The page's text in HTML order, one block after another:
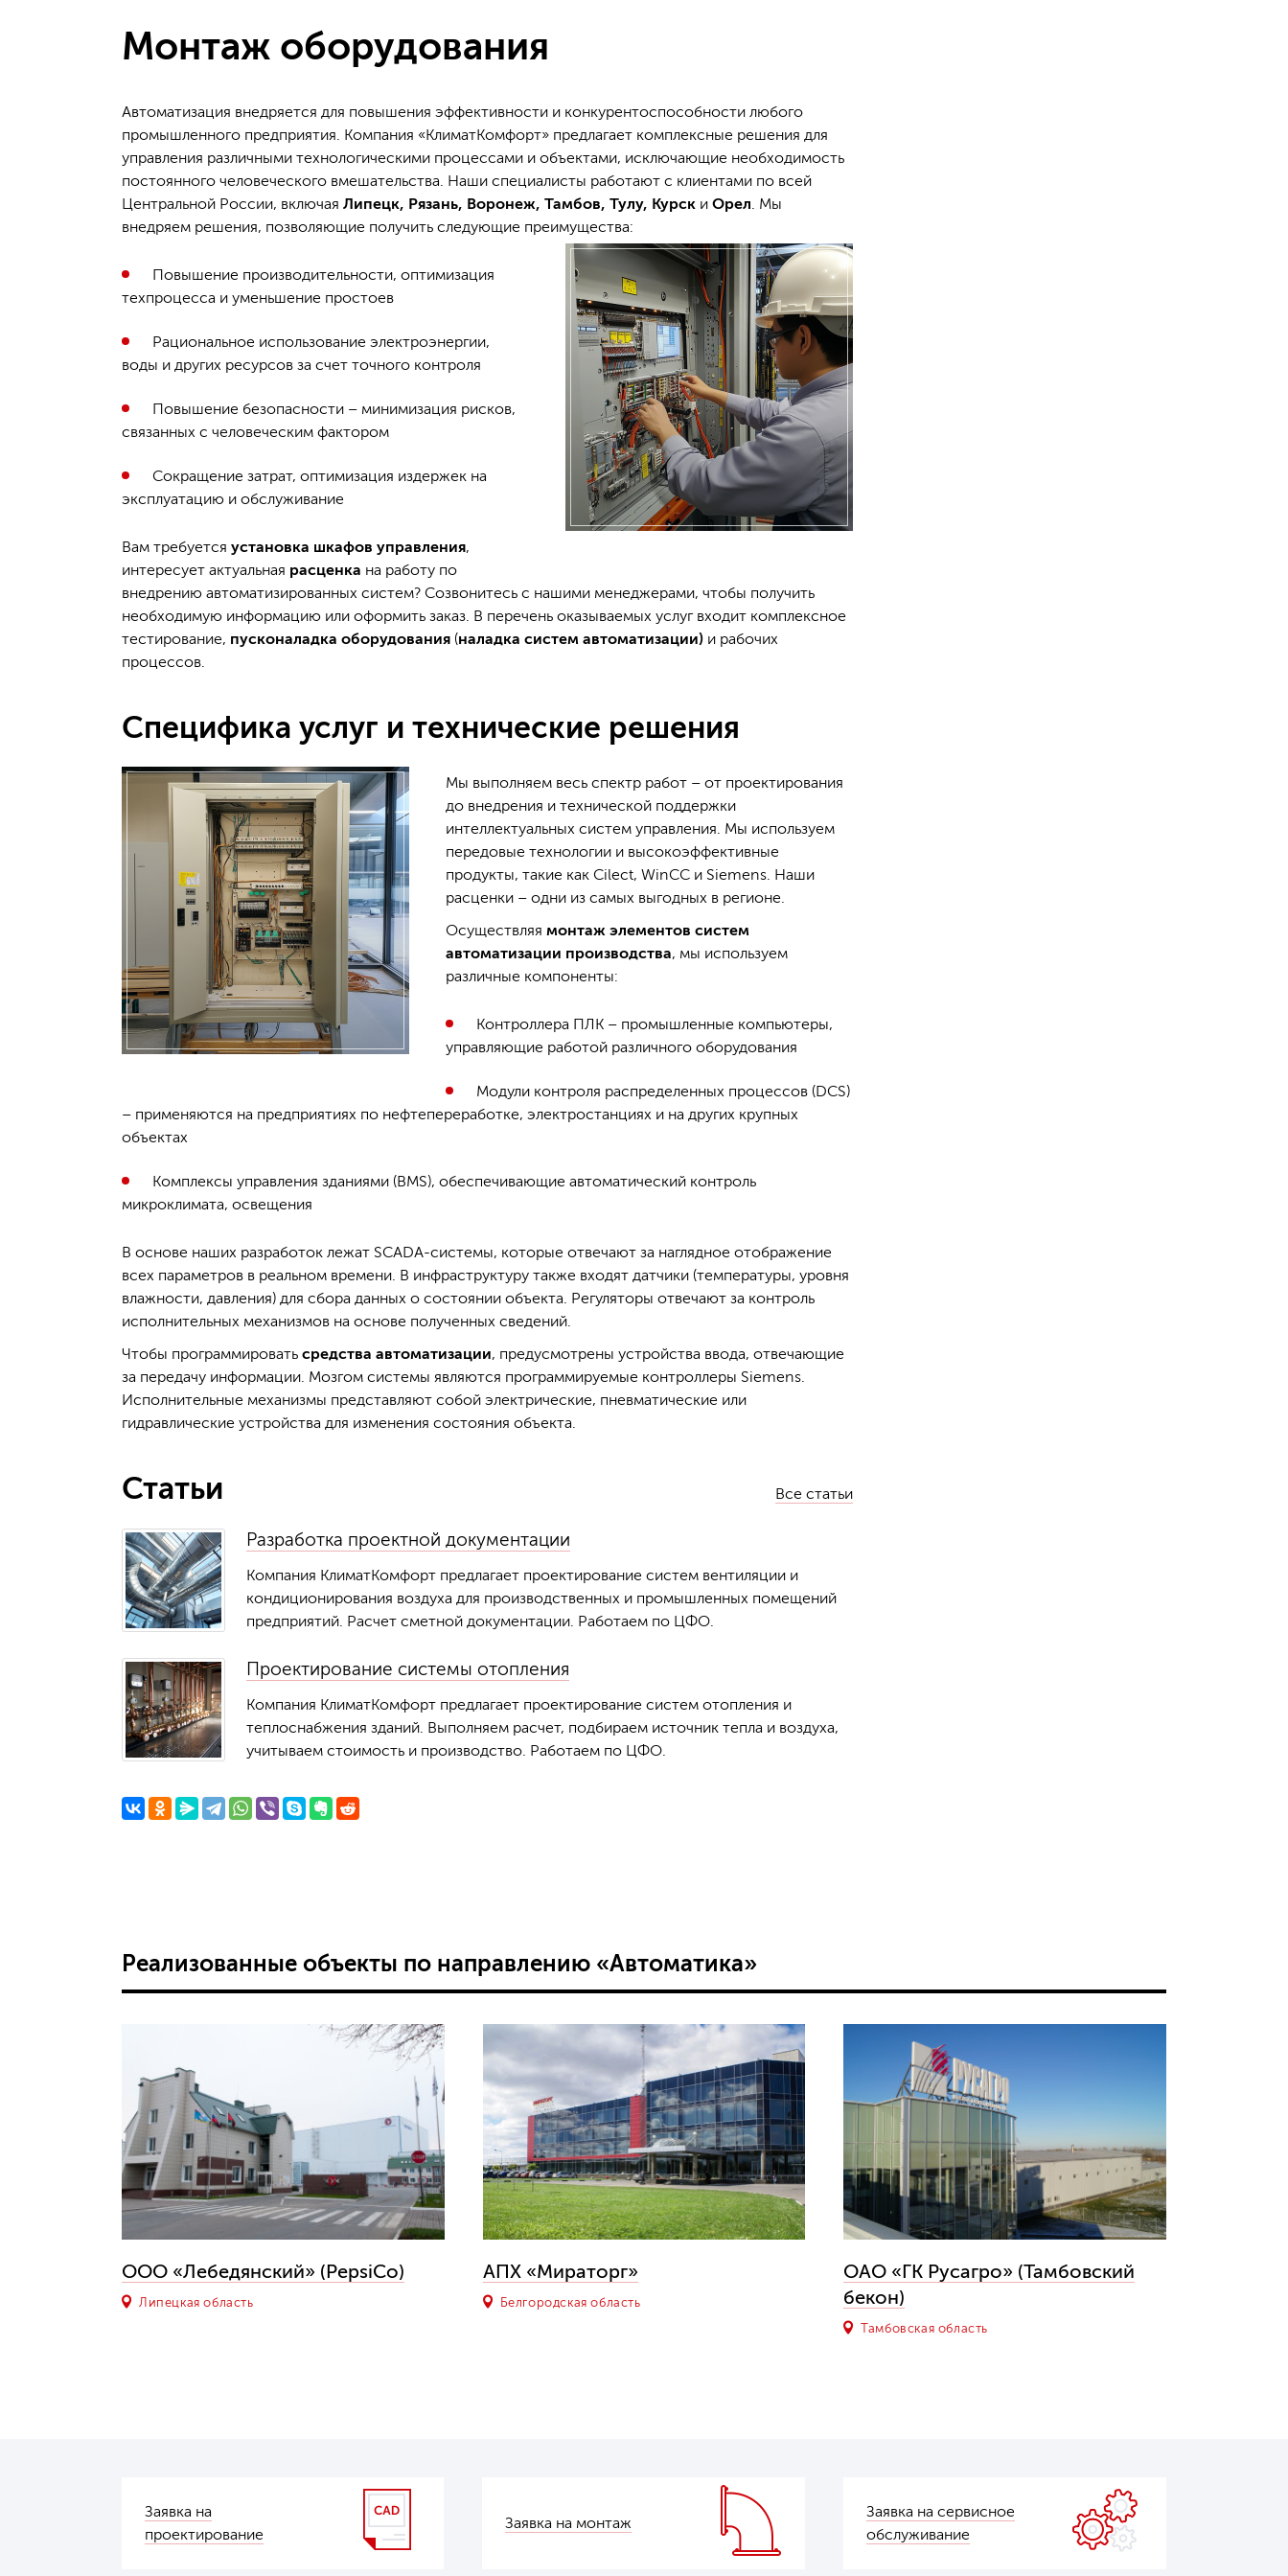
Монтаж оборудования
Автоматизация внедряется для повышения эффективности и конкурентоспособности любого
промышленного предприятия. Компания «КлиматКомфорт» предлагает комплексные решения для
управления различными технологическими процессами и объектами, исключающие необходимость
постоянного человеческого вмешательства. Наши специалисты работают с клиентами по всей
Центральной России, включая Липецк, Рязань, Воронеж, Тамбов, Тулу, Курск и Орел. Мы
внедряем решения, позволяющие получить следующие преимущества:
Повышение производительности, оптимизация
техпроцесса и уменьшение простоев
Рациональное использование электроэнергии,
воды и других ресурсов за счет точного контроля
Повышение безопасности – минимизация рисков,
связанных с человеческим фактором
Сокращение затрат, оптимизация издержек на
эксплуатацию и обслуживание
Вам требуется установка шкафов управления,
интересует актуальная расценка на работу по
внедрению автоматизированных систем? Созвонитесь с нашими менеджерами, чтобы получить
необходимую информацию или оформить заказ. В перечень оказываемых услуг входит комплексное
тестирование, пусконаладка оборудования (наладка систем автоматизации) и рабочих
процессов.
Специфика услуг и технические решения
Мы выполняем весь спектр работ – от проектирования
до внедрения и технической поддержки
интеллектуальных систем управления. Мы используем
передовые технологии и высокоэффективные
продукты, такие как Cilect, WinCC и Siemens. Наши
расценки – одни из самых выгодных в регионе.
Осуществляямонтаж элементов систем
автоматизации производства, мы используем
различные компоненты:
Контроллера ПЛК – промышленные компьютеры,
управляющие работой различного оборудования
Модули контроля распределенных процессов (DCS)
– применяются на предприятиях по нефтепереработке, электростанциях и на других крупных
объектах
Комплексы управления зданиями (BMS), обеспечивающие автоматический контроль
микроклимата, освещения
В основе наших разработок лежат SCADA-системы, которые отвечают за наглядное отображение
всех параметров в реальном времени. В инфраструктуру также входят датчики (температуры, уровня
влажности, давления) для сбора данных о состоянии объекта. Регуляторы отвечают за контроль
исполнительных механизмов на основе полученных сведений.
Чтобы программировать средства автоматизации, предусмотрены устройства ввода, отвечающие
за передачу информации. Мозгом системы являются программируемые контроллеры Siemens.
Исполнительные механизмы представляют собой электрические, пневматические или
гидравлические устройства для изменения состояния объекта.
Статьи Все статьи
Разработка проектной документации
Компания КлиматКомфорт предлагает проектирование систем вентиляции и
кондиционирования воздуха для производственных и промышленных помещений
предприятий. Расчет сметной документации. Работаем по ЦФО.
Проектирование системы отопления
Компания КлиматКомфорт предлагает проектирование систем отопления и
теплоснабжения зданий. Выполняем расчет, подбираем источник тепла и воздуха,
учитываем стоимость и производство. Работаем по ЦФО.
Реализованные объекты по направлению «Автоматика»
ООО «Лебедянский» (PepsiCo)
Липецкая область
АПХ «Мираторг»
Белгородская область
ОАО «ГК Русагро» (Тамбовский
бекон)
Тамбовская область
Заявка на
проектирование
Заявка на монтаж
Заявка на сервисное
обслуживание